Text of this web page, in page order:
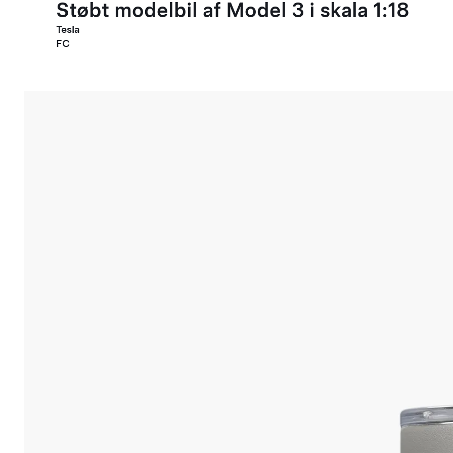
Støbt modelbil af Model 3 i skala 1:18
Tesla
FC